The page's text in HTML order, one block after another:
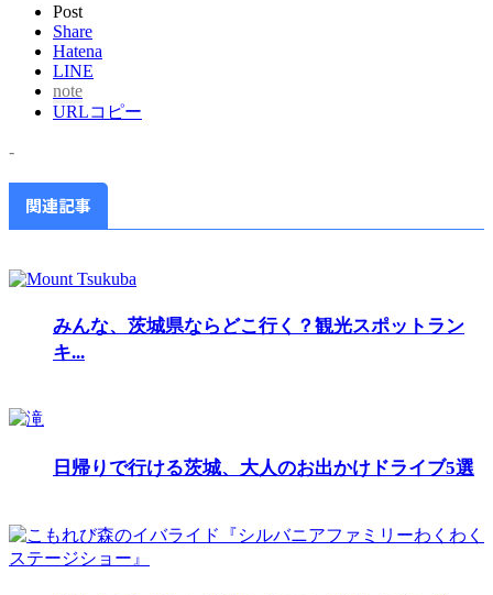
Post
Share
Hatena
LINE
note
URLコピー
-
関連記事
みんな、茨城県ならどこ行く？観光スポットラン
キ...
日帰りで行ける茨城、大人のお出かけドライブ5選